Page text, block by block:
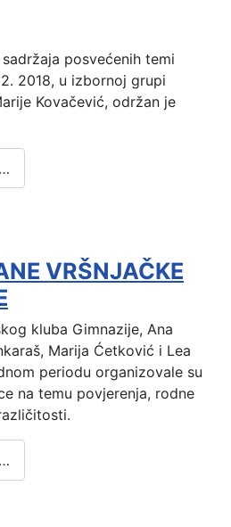
posvećenih temi
2018, u izbornoj grupi
Kovačević, održan je
VRŠNJAČKE
kluba Gimnazije, Ana
Marija Ćetković i Lea
periodu organizovale su
na temu povjerenja, rodne